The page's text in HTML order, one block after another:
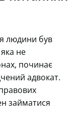
людини був
не
починає
адвокат.
займатися